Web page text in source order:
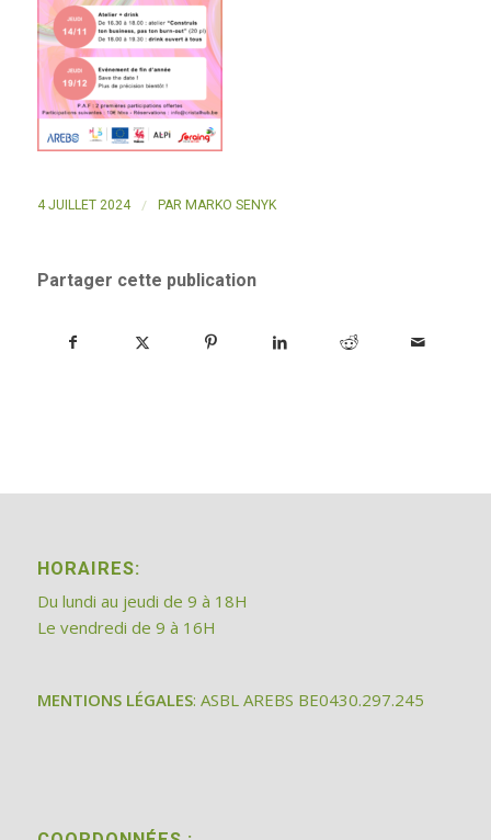
4 JUILLET 2024 / PAR MARKO SENYK
Partager cette publication
HORAIRES:
Du lundi au jeudi de 9 à 18H
Le vendredi de 9 à 16H
MENTIONS LÉGALES: ASBL AREBS BE0430.297.245